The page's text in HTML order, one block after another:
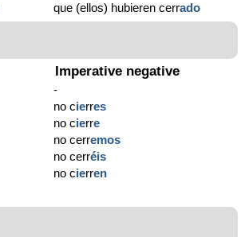
que (ellos) hubieren cerrado
Imperative negative
-
no cierres
no cierre
no cerremos
no cerréis
no cierren